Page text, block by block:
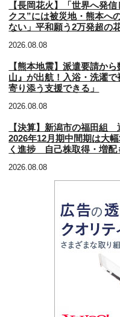
【長岡花火】「世界へ発
クス”には被災地・熊本へ
ない」平和願う2万発超の
2026.08.08
【熊本地震】派遣要請か
山』が出航！入浴・洗濯
寄り添う支援できる」
2026.08.08
【決算】新潟市の福田組
2026年12月期中間期は大
く進捗 自己株取得・増配
2026.08.08